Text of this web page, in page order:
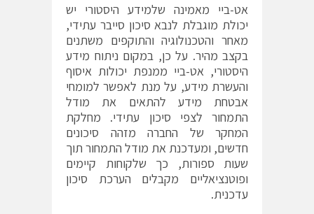
אט-ביי מאמינה שלמידע היסטורי יש
יכולת מוגבלת לנבא סיכון סייבר עתידי,
מאחר והטכנולוגיה והתוקפים משתנים
בקצב מהיר. על כן, במקום ניתוח מידע
היסטורי, אט-ביי ממנפת יכולות איסוף
והעשרת מידע, על מנת לאפשר למומחי
אבטחת מידע להתאים את מודל
התמחור לצפי סיכון עתידי. מחלקת
המחקר של החברה מזהה סיכונים
חדשים, ומעדכנת את מודל התמחור תוך
שעות ספורות, כך שלקוחות קיימים
ופוטנציאליים מקבלים הערכת סיכון
עדכנית.